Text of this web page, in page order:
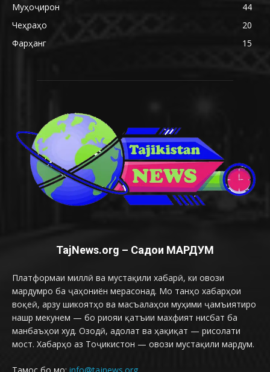
Муҳоҷирон
44
Чеҳраҳо
20
Фарҳанг
15
TajNews.org – Садои МАРДУМ
Платформаи миллӣ ва мустақили хабарӣ, ки овози
мардумро ба ҷаҳониён мерасонад. Мо танҳо хабарҳои
воқеӣ, арзу шикоятҳо ва масъалаҳои муҳими ҷамъиятиро
нашр мекунем — бо риояи қатъии махфият нисбат ба
манбаъҳои худ. Озодӣ, адолат ва ҳақиқат — рисолати
мост. Хабарҳо аз Тоҷикистон — овози мустақили мардум.